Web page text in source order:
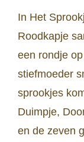
In Het
Roodkapje
een rondje
stiefmoeder
sprookjes
Duimpje,
en de zeven